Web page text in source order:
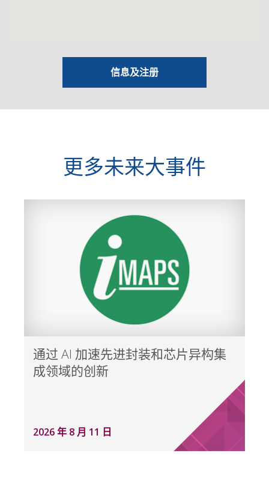
信息及注册
更多未来大事件
通过 AI 加速先进封装和芯片异构集
成领域的创新
2026 年 8 月 11 日